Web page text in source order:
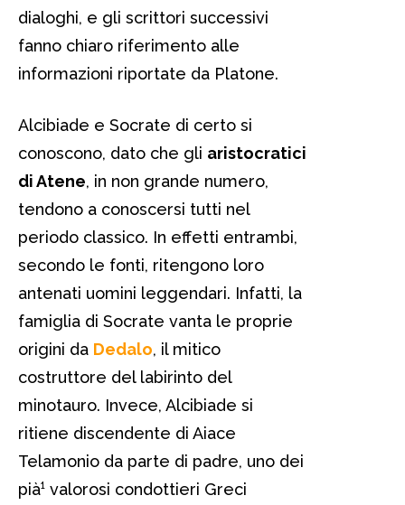
dialoghi, e gli scrittori successivi
fanno chiaro riferimento alle
informazioni riportate da Platone.
Alcibiade e Socrate di certo si
conoscono, dato che gli aristocratici
di Atene, in non grande numero,
tendono a conoscersi tutti nel
periodo classico. In effetti entrambi,
secondo le fonti, ritengono loro
antenati uomini leggendari. Infatti, la
famiglia di Socrate vanta le proprie
origini da Dedalo, il mitico
costruttore del labirinto del
minotauro. Invece, Alcibiade si
ritiene discendente di Aiace
Telamonio da parte di padre, uno dei
pià¹ valorosi condottieri Greci